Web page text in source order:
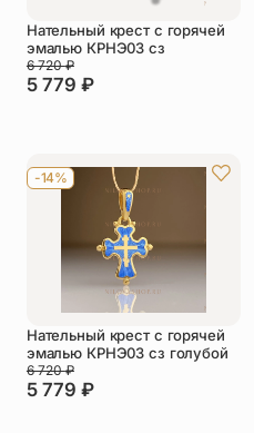
Нательный крест с горячей
эмалью КРНЭ03 сз
5 779 ₽
6 720₽
-14%
Нательный крест с горячей
эмалью КРНЭ03 сз голубой
5 779 ₽
6 720₽